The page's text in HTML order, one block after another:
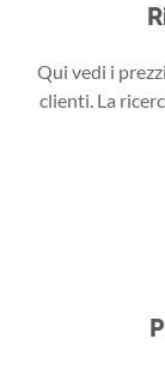
Qui vedi i
clienti. La